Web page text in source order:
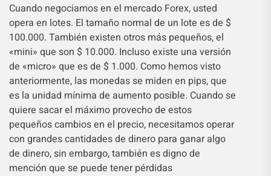
Cuando negociamos en el mercado Forex, usted
opera en lotes. El tamaño normal de un lote es de $
100.000. También existen otros más pequeños, el
«mini» que son $ 10.000. Incluso existe una versión
de «micro» que es de $ 1.000. Como hemos visto
anteriormente, las monedas se miden en pips, que
es la unidad mínima de aumento posible. Cuando se
quiere sacar el máximo provecho de estos
pequeños cambios en el precio, necesitamos operar
con grandes cantidades de dinero para ganar algo
de dinero, sin embargo, también es digno de
mención que se puede tener pérdidas